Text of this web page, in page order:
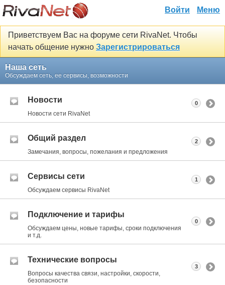
Войти Меню
Приветствуем Вас на форуме сети RivaNet. Чтобы
начать общение нужно Зарегистрироваться
Наша сеть
Обсуждаем сеть, ее сервисы, возможности
Новости
Новости сети RivaNet
0
Общий раздел
Замечания, вопросы, пожелания и предложения
2
Сервисы сети
Обсуждаем сервисы RivaNet
1
Подключение и тарифы
Обсуждаем цены, новые тарифы, сроки подключения
и т.д.
0
Технические вопросы
Вопросы качества связи, настройки, скорости,
безопасности
3